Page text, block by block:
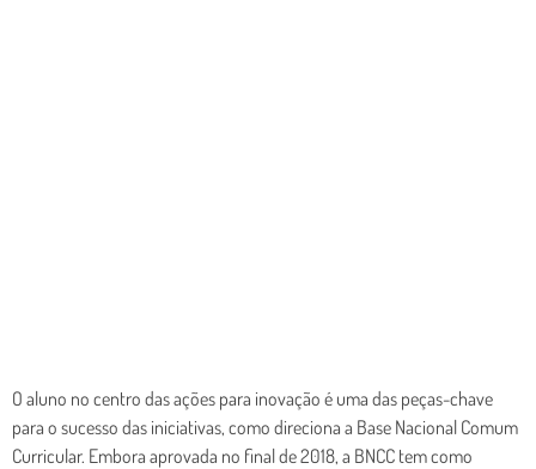
O aluno no centro das ações para inovação é uma das peças-chave
para o sucesso das iniciativas, como direciona a Base Nacional Comum
Curricular. Embora aprovada no final de 2018, a BNCC tem como